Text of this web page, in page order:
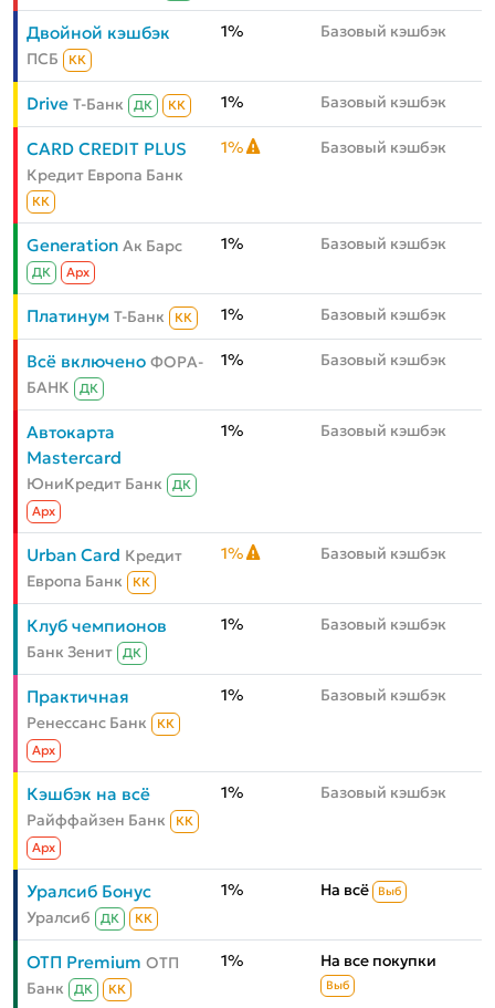
Двойной кэшбэк
ПСБ КК
1% Базовый кэшбэк
Drive Т-Банк ДК КК 1% Базовый кэшбэк
CARD CREDIT PLUS
Кредит Европа Банк
КК
1% Базовый кэшбэк
Generation Ак Барс
ДК Aрх
1% Базовый кэшбэк
Платинум Т-Банк КК 1% Базовый кэшбэк
Всё включено ФОРА-
БАНК
ДК
1% Базовый кэшбэк
Автокарта
Mastercard
ЮниКредит Банк
ДК
Aрх
1% Базовый кэшбэк
Urban Card Кредит
Европа Банк
КК
1% Базовый кэшбэк
Клуб чемпионов
Банк Зенит ДК
1% Базовый кэшбэк
Практичная
Ренессанс Банк
КК
Aрх
1% Базовый кэшбэк
Кэшбэк на всё
Райффайзен Банк
КК
Aрх
1% Базовый кэшбэк
Уралсиб Бонус
Уралсиб ДК КК
1% На всё Выб
ОТП Premium ОТП
Банк
ДК КК
1% На все покупки
Выб